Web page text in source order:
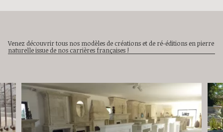
Venez découvrir tous nos modèles de créations et de ré-éditions en pierre
naturelle issue de nos carrières françaises !